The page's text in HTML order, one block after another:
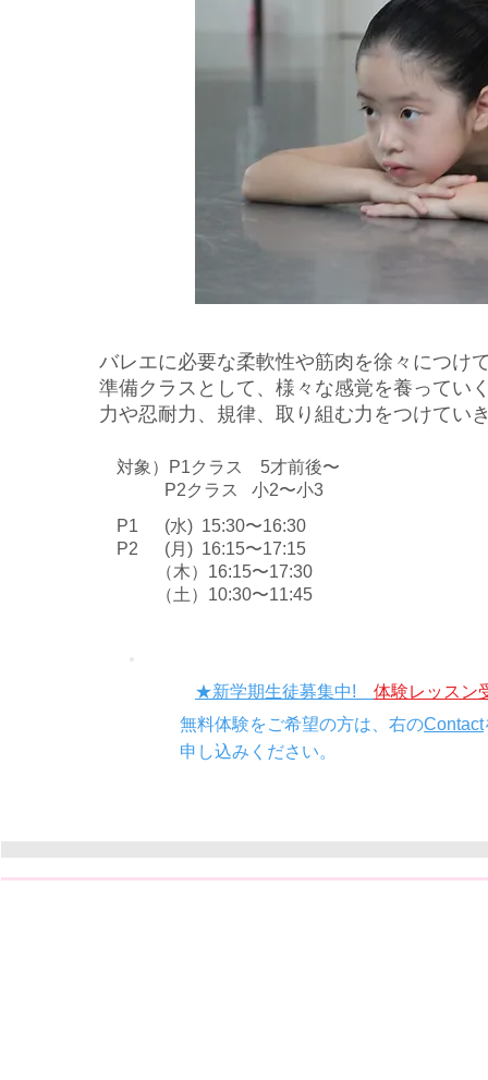
対象）P1クラス 5才前後〜
P2クラス 小2〜小3
P1 (水) 15:30〜16:30
P2 (月) 16:15〜17:15
（木）16:15〜17:30
（土）10:30〜11:45
バレエに必要な柔軟性や筋肉を徐々につけ
準備クラスとして、様々な感覚を養ってい
力や忍耐力、規律、取り組む力をつけてい
★新学期生徒募集中! 体験レッスン
無料体験をご希望の方は、右のContact
申し込みください。